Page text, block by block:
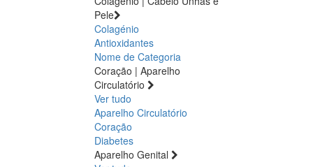
Pele
Colagénio
Antioxidantes
Nome de Categoria
Coração | Aparelho
Circulatório
Ver tudo
Aparelho Circulatório
Coração
Diabetes
Aparelho Genital